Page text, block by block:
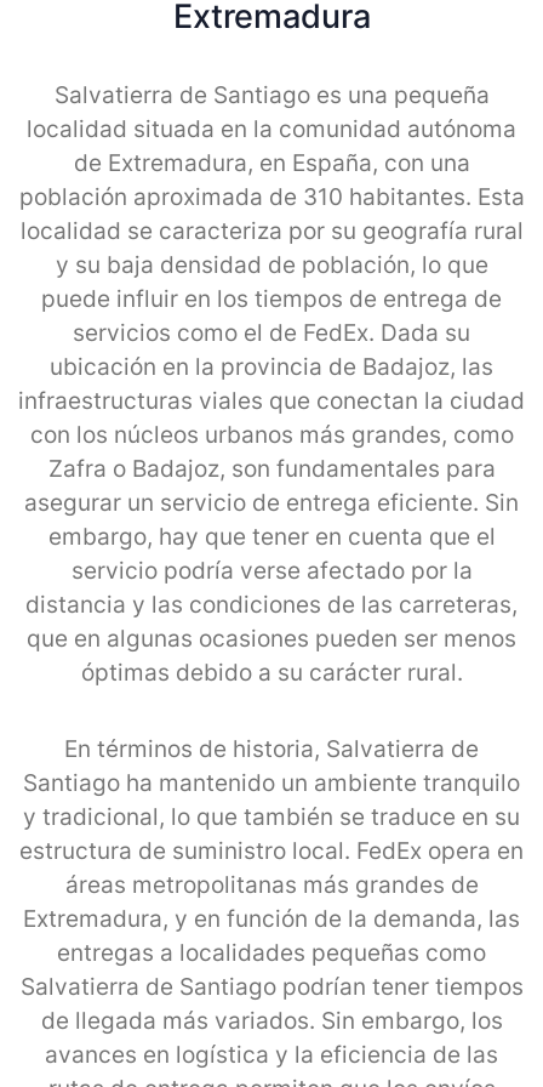
Extremadura
Salvatierra de Santiago es una pequeña
localidad situada en la comunidad autónoma
de Extremadura, en España, con una
población aproximada de 310 habitantes. Esta
localidad se caracteriza por su geografía rural
y su baja densidad de población, lo que
puede influir en los tiempos de entrega de
servicios como el de FedEx. Dada su
ubicación en la provincia de Badajoz, las
infraestructuras viales que conectan la ciudad
con los núcleos urbanos más grandes, como
Zafra o Badajoz, son fundamentales para
asegurar un servicio de entrega eficiente. Sin
embargo, hay que tener en cuenta que el
servicio podría verse afectado por la
distancia y las condiciones de las carreteras,
que en algunas ocasiones pueden ser menos
óptimas debido a su carácter rural.
En términos de historia, Salvatierra de
Santiago ha mantenido un ambiente tranquilo
y tradicional, lo que también se traduce en su
estructura de suministro local. FedEx opera en
áreas metropolitanas más grandes de
Extremadura, y en función de la demanda, las
entregas a localidades pequeñas como
Salvatierra de Santiago podrían tener tiempos
de llegada más variados. Sin embargo, los
avances en logística y la eficiencia de las